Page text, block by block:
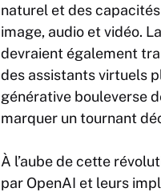
naturel et des
image, audio et vidéo.
devraient également
des assistants virtuels
générative bouleverse
marquer un tournant
À l’aube de cette
par OpenAI et leurs